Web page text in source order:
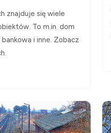
znajduje się wiele
To m.in. dom
i inne. Zobacz